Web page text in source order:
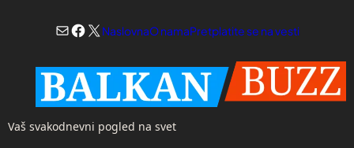
Mail
Facebook
X NaslovnaO namaPretplatite se na vesti
Vaš svakodnevni pogled na svet